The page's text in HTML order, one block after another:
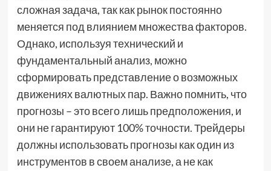
сложная задача, так как рынок постоянно
меняется под влиянием множества факторов.
Однако, используя технический и
фундаментальный анализ, можно
сформировать представление о возможных
движениях валютных пар. Важно помнить, что
прогнозы – это всего лишь предположения, и
они не гарантируют 100% точности. Трейдеры
должны использовать прогнозы как один из
инструментов в своем анализе, а не как